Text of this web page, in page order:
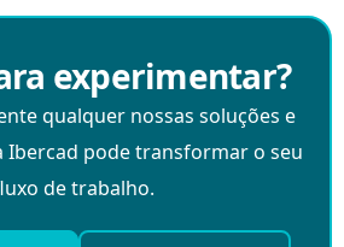
experimentar?
qualquer nossas soluções e
Ibercad pode transformar o seu
de trabalho.